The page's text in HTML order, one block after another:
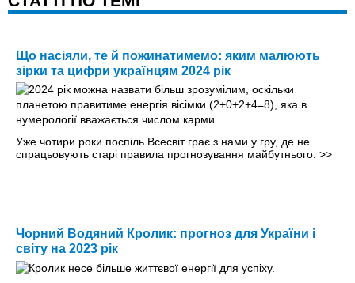
Що насіяли, те й пожинатимемо: яким малюють
зірки та цифри українцям 2024 рік
Уже чотири роки поспіль Всесвіт грає з нами у гру, де не
спрацьовують старі правила прогнозування майбутнього. >>
Чорний Водяний Кролик: прогноз для України і
світу на 2023 рік